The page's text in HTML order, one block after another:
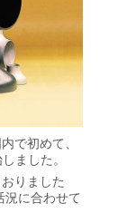
で初めて、
ました。
りました
況に合わせて